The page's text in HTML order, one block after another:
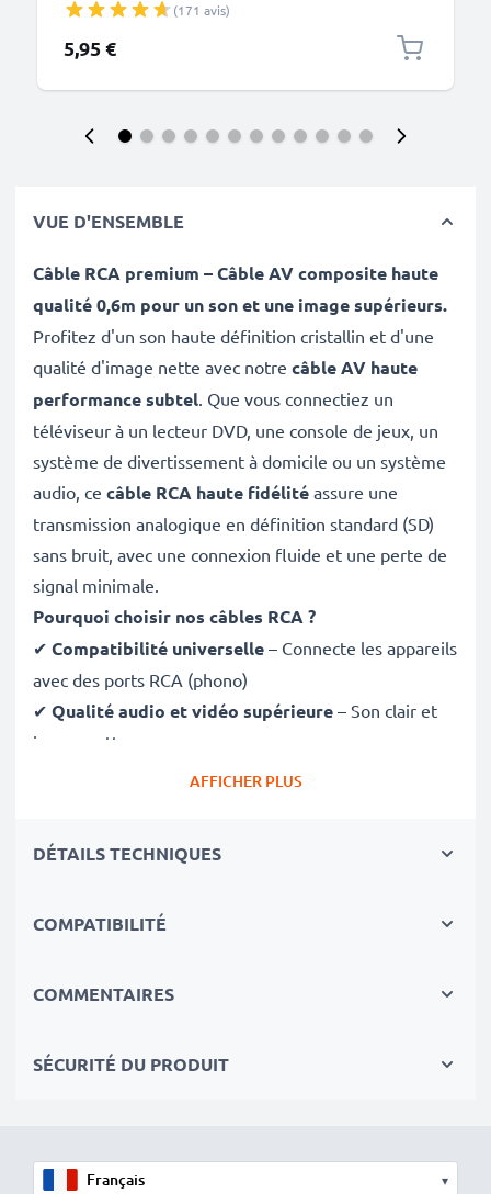
PVC
(171 avis)
5,95 €
VUE D'ENSEMBLE
Câble RCA premium – Câble AV composite haute
qualité 0,6m pour un son et une image supérieurs.
Profitez d'un son haute définition cristallin et d'une
qualité d'image nette avec notre câble AV haute
performance subtel. Que vous connectiez un
téléviseur à un lecteur DVD, une console de jeux, un
système de divertissement à domicile ou un système
audio, ce câble RCA haute fidélité assure une
transmission analogique en définition standard (SD)
sans bruit, avec une connexion fluide et une perte de
signal minimale.
Pourquoi choisir nos câbles RCA ?
✔ Compatibilité universelle – Connecte les appareils
avec des ports RCA (phono)
✔ Qualité audio et vidéo supérieure – Son clair et
image nette
Connecteurs à ajustement sécurisé
des performances durablesEntièrement compatible
190 / FE-230 / FE-370 / FE-20
blanc (Audio gauche) - Rouge (Audio droite))
(Audio Mono))
✔ Consoles de jeux
AFFICHER PLUS
DÉTAILS TECHNIQUES
COMPATIBILITÉ
COMMENTAIRES
SÉCURITÉ DU PRODUIT
▾